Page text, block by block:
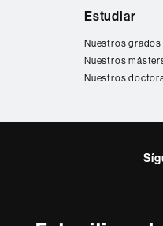
Estudiar
Nuestros grados
Nuestros
Nuestros